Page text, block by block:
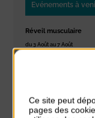
Evénements à
Réveil musculaire
du 3 Août au 7 Août
du 3 Août au 7 Août
Plage du passous
Ce site peut
pages des